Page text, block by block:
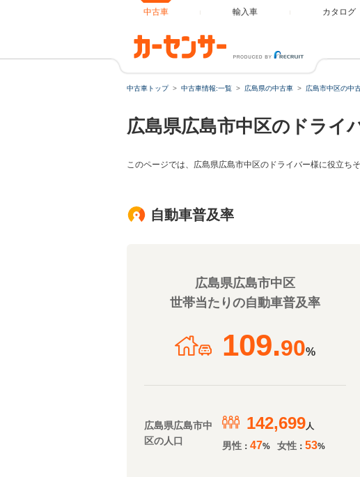
中古車 輸入車 カタログ
中古車トップ 中古車情報:一覧 広島県の中古車 広島市中区の中
広島県広島市中区のドライ
このページでは、広島県広島市中区のドライバー様に役立ち
自動車普及率
広島県広島市中区
世帯当たりの自動車普及率
109.90%
広島県広島市中
区の人口
142,699人
男性 ： 47% 女性 ： 53%